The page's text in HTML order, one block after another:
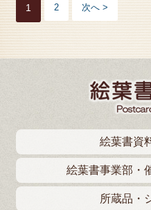
1 2 次へ >
絵葉書資
絵葉書事業部・
所蔵品・